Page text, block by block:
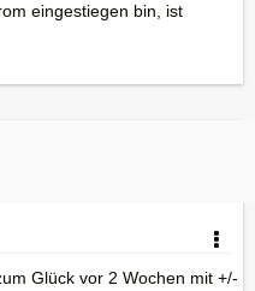
eingestiegen bin, ist
Glück vor 2 Wochen mit +/-